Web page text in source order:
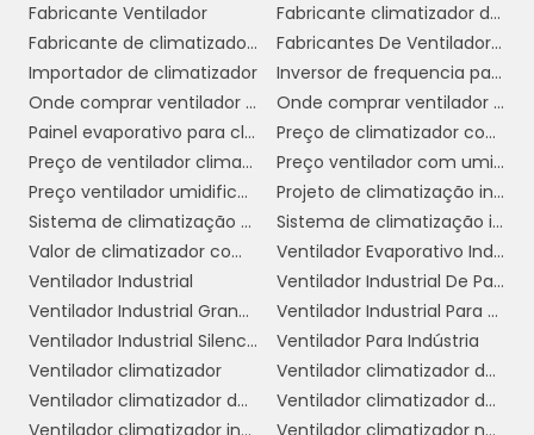
Determine o Tamanho do Ambiente:O
primeiro passo é avaliar o tamanho do espaço
onde o climatizador será utilizado. Modelos com
maior capacidade de resfriamento são
indicados para ambientes amplos, enquanto
unidades menores podem ser adequadas para
áreas menores. Verifique as especificações do
fabricante para saber a área que cada modelo
pode cobrir.
Considere a Taxa de Renovação do Ar:
A taxa de renovação do ar é um fator crucial na
escolha do climatizador. Um equipamento que
renova o ar com frequência é fundamental para
manter a qualidade do ambiente,
Fabricante Ventilador
Fabricante climatizador de ar
Fabricante de climatizador industrial
Fabricantes De Ventiladores Industriais
Importador de climatizador
Inversor de frequencia para climatizador
Onde comprar ventilador climatizador
Onde comprar ventilador climatizador em sp
Painel evaporativo para climatizador
Preço de climatizador com névoa
Preço de ventilador climatizador industrial
Preço ventilador com umidificador
Preço ventilador umidificador climatizador
Projeto de climatização industrial
Sistema de climatização evaporativa
Sistema de climatização industrial
Valor de climatizador com névoa
Ventilador Evaporativo Industrial
Ventilador Industrial
Ventilador Industrial De Parede
Ventilador Industrial Grande
Ventilador Industrial Para Galpão
Ventilador Industrial Silencioso
Ventilador Para Indústria
Ventilador climatizador
Ventilador climatizador de ar
Ventilador climatizador de coluna
Ventilador climatizador de parede